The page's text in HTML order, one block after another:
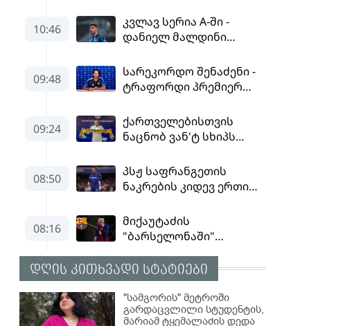
დღის კითხვადი სტატიები
"სამგორის" მეტროში
გარდაცვლილი სტუდენტის,
მარიამ ტყემალაძის დედა